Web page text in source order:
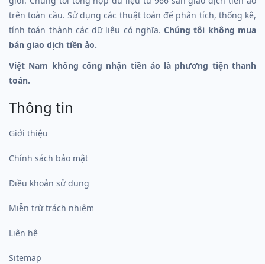
trên toàn cầu. Sử dụng các thuật toán để phân tích, thống kê,
tính toán thành các dữ liệu có nghĩa.Chúng tôi không mua
bán giao dịch tiền ảo.
Việt Nam không công nhận tiền ảo là phương tiện thanh
toán.
Thông tin
Giới thiệu
Chính sách bảo mật
Điều khoản sử dụng
Miễn trừ trách nhiệm
Liên hệ
Sitemap